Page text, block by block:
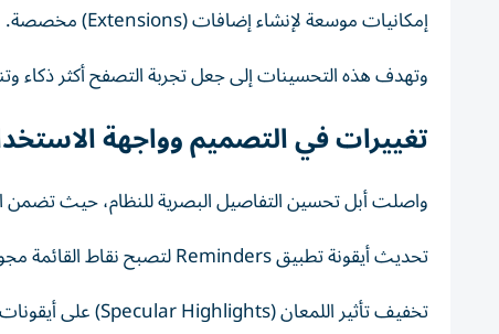
إمكانيات موسعة لإنشاء إضافات (Extensions) مخصصة.
وتهدف هذه التحسينات إلى جعل تجربة التصفح أكثر ذكاء
تغييرات في التصميم وواجهة
واصلت أبل تحسين التفاصيل البصرية للنظام، حيث تضمن
تحديث أيقونة تطبيق Reminders لتصبح نقاط القائمة مجوفة وملونة بدلاً من النقاط المصمتة.
تخفيف تأثير اللمعان (Specular Highlights) على أيقونات التطبيقات، ما يمنح الأيقونات الشفافة والملونة مظهراً أكثر نعومة.